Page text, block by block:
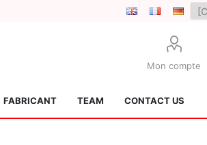
Mon compte
FABRICANT TEAM CONTACT US